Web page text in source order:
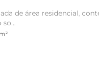
de área residencial,